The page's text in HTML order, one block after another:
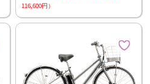
116,600円）